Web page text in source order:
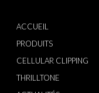
ACCUEIL
PRODUITS
CELLULAR CLIPPING
THRILLTONE